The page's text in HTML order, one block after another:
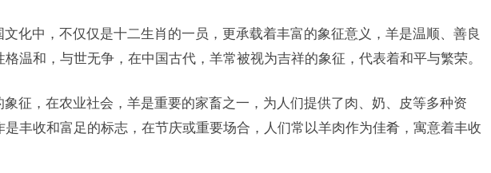
文化中，不仅仅是十二生肖的一员，更承载着丰富的象征意义，羊是温顺、善良
格温和，与世无争，在中国古代，羊常被视为吉祥的象征，代表着和平与繁荣。
象征，在农业社会，羊是重要的家畜之一，为人们提供了肉、奶、皮等多种资
是丰收和富足的标志，在节庆或重要场合，人们常以羊肉作为佳肴，寓意着丰收